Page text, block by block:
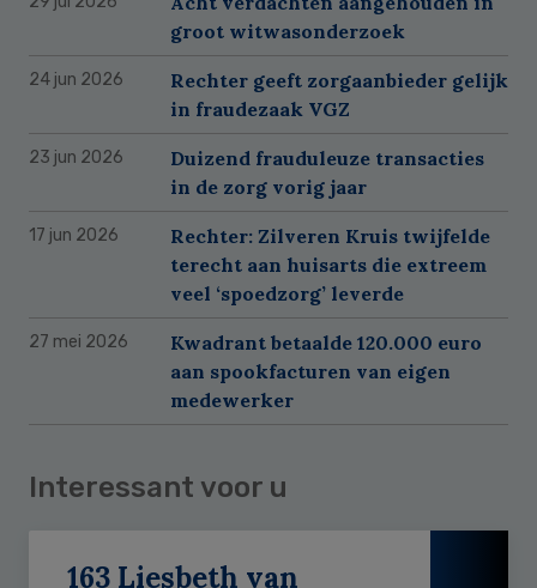
groot witwasonderzoek
24 jun 2026
Rechter geeft zorgaanbieder gelijk
in fraudezaak VGZ
23 jun 2026
Duizend frauduleuze transacties
in de zorg vorig jaar
17 jun 2026
Rechter: Zilveren Kruis twijfelde
terecht aan huisarts die extreem
veel ‘spoedzorg’ leverde
27 mei 2026
Kwadrant betaalde 120.000 euro
aan spookfacturen van eigen
medewerker
Interessant voor u
163 Liesbeth van